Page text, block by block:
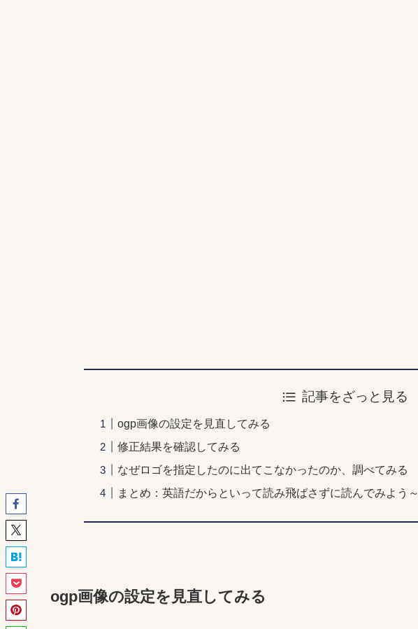
記事をざっと見る
ogp画像の設定を見直してみる
修正結果を確認してみる
なぜロゴを指定したのに出てこなかったのか、調べてみる
まとめ：英語だからといって読み飛ばさずに読んでみよう～
ogp画像の設定を見直してみる